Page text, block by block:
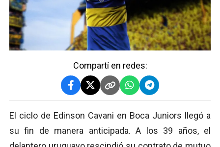
Compartí en redes:
El ciclo de Edinson Cavani en Boca Juniors llegó a
su fin de manera anticipada. A los 39 años, el